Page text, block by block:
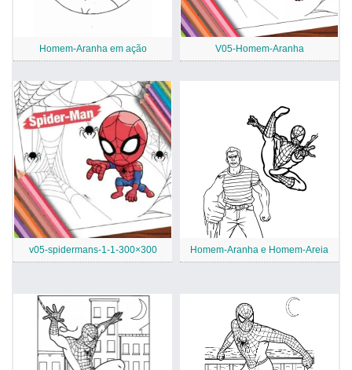
Homem-Aranha em ação V05-Homem-Aranha
v05-spidermans-1-1-300×300 Homem-Aranha e Homem-Areia